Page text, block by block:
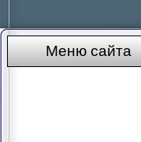
Меню сайта